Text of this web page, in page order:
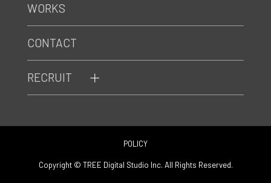
RECRUIT
WORKS
CONTACT
POLICY
Copyright © TREE Digital Studio Inc. All Rights Reserved.